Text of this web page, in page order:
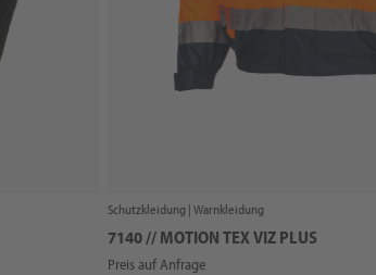
Schutzkleidung | Warnkleidung
7140 // MOTION TEX VIZ PLUS
Preis auf Anfrage